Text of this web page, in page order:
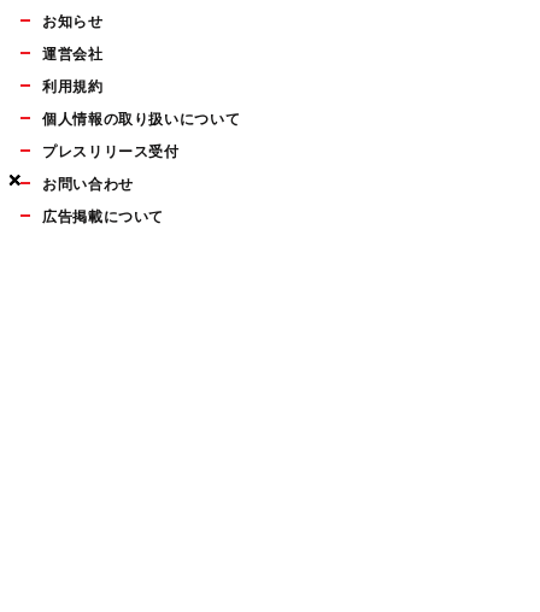
×
×
×
お知らせ
運営会社
利用規約
個人情報の取り扱いについて
プレスリリース受付
お問い合わせ
広告掲載について